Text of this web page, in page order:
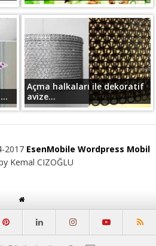
Açma halkaları ile dekoratif
avize...
2017 EsenMobile Wordpress Mobil
Kemal CIZOĞLU